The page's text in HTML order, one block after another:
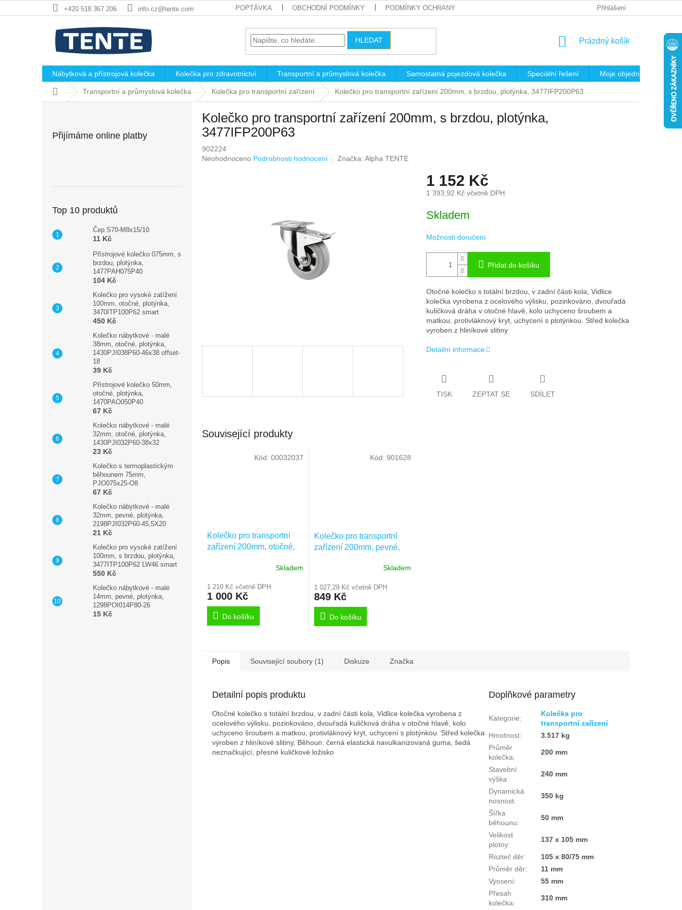
na
+420 518 367 206 info.cz@tente.com POPTÁVKA OBCHODNÍ PODMÍNKY PODMÍNKY OCHRANY OSOBNÍCH ÚDAJŮ KRITÉRIA PRO
Přihlášení
HLEDAT
NÁKUPNÍ
Prázdný košík
Nábytková a přístrojová kolečka Kolečka pro zdravotnictví Transportní a průmyslová kolečka Samostatná pojezdová kolečka Speciální řešení Moje objednávka
Domů Transportní a průmyslová kolečka Kolečka pro transportní zařízení Kolečko pro transportní zařízení 200mm, s brzdou, plotýnka, 3477IFP200P63
Přijímáme online platby
Top 10 produktů
Čep S70-M8x15/10
11 Kč
Přístrojové kolečko 075mm, s
brzdou, plotýnka,
1477PAH075P40
104 Kč
Kolečko pro vysoké zatížení
100mm, otočné, plotýnka,
3470ITP100P62 smart
450 Kč
Kolečko nábytkové - malé
38mm, otočné, plotýnka,
1430PJI038P60-46x38 offset-
18
39 Kč
Přístrojové kolečko 50mm,
otočné, plotýnka,
1470PAO050P40
67 Kč
Kolečko nábytkové - malé
32mm, otočné, plotýnka,
1430PJI032P60-38x32
23 Kč
Kolečko s termoplastickým
běhounem 75mm,
PJO075x25-O8
67 Kč
Kolečko nábytkové - malé
32mm, pevné, plotýnka,
2198PJI032P60-45,5X20
21 Kč
Kolečko pro vysoké zatížení
100mm, s brzdou, plotýnka,
3477ITP100P62 LW46 smart
550 Kč
Kolečko nábytkové - malé
14mm, pevné, plotýnka,
1298POI014P80-26
15 Kč
Kolečko pro transportní zařízení 200mm, s brzdou, plotýnka,
3477IFP200P63
902224
Průměrné
Neohodnoceno Podrobnosti hodnocení Značka: Alpha TENTE
1 152 Kč
1 393,92 Kč včetně DPH
cena:
Skladem
Možnosti doručení
Přidat do košíku
Otočné kolečko s totální brzdou, v zadní části kola, Vidlice
kolečka vyrobena z ocelového výlisku, pozinkováno, dvouřadá
kuličková dráha v otočné hlavě, kolo uchyceno šroubem a
matkou, protivláknový kryt, uchycení s plotýnkou. Střed kolečka
vyroben z hliníkové slitiny
Detailní informace
TISK ZEPTAT SE SDÍLET
Související produkty
Kolečko pro transportní
zařízení 200mm, otočné,
Skladem
1 210 Kč včetně DPH
1 000 Kč
Do košíku
Kód: 00032037
Kolečko pro transportní
zařízení 200mm, pevné,
Skladem
1 027,29 Kč včetně DPH
849 Kč
Do košíku
Kód: 901628
Popis Související soubory (1) Diskuze Značka
Detailní popis produktu
Otočné kolečko s totální brzdou, v zadní části kola, Vidlice kolečka vyrobena z
ocelového výlisku, pozinkováno, dvouřadá kuličková dráha v otočné hlavě, kolo
uchyceno šroubem a matkou, protivláknový kryt, uchycení s plotýnkou. Střed kolečka
vyroben z hliníkové slitiny, Běhoun: černá elastická navulkanizovaná guma, šedá
neznačkující, přesné kuličkové ložisko
Doplňkové parametry
Kategorie:
Kolečka pro
transportní zařízení
Hmotnost:
3.517 kg
Průměr
kolečka:
200 mm
Stavební
výška:
240 mm
Dynamická
nosnost:
350 kg
Šířka
běhounu:
50 mm
Velikost
plotny:
137 x 105 mm
Rozteč děr:
105 x 80/75 mm
Průměr děr:
11 mm
Vyosení:
55 mm
Přesah
kolečka:
310 mm